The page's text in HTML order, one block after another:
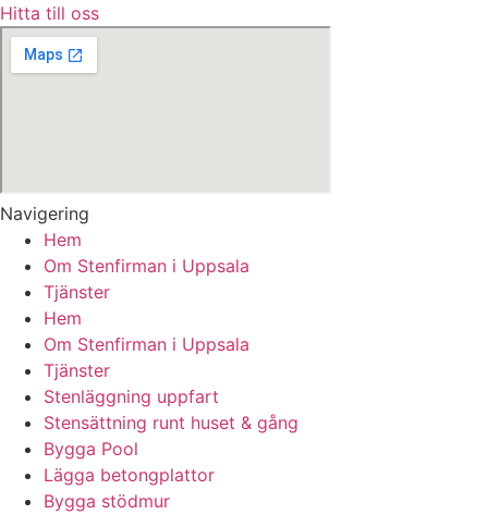
Hitta till oss
Navigering
Hem
Om Stenfirman i Uppsala
Tjänster
Hem
Om Stenfirman i Uppsala
Tjänster
Stenläggning uppfart
Stensättning runt huset & gång
Bygga Pool
Lägga betongplattor
Bygga stödmur